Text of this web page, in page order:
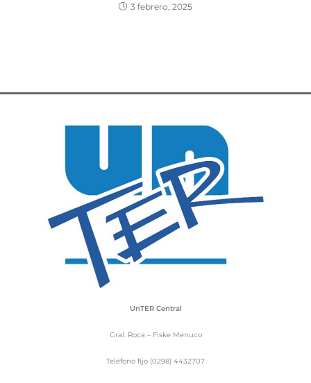
3 febrero, 2025
UnTER Central
Gral. Roca – Fiske Menuco
Teléfono fijo (0298) 4432707